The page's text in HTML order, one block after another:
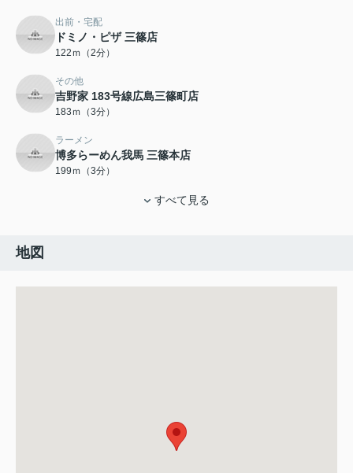
出前・宅配
ドミノ・ピザ 三篠店
122ｍ（2分）
その他
吉野家 183号線広島三篠町店
183ｍ（3分）
ラーメン
博多らーめん我馬 三篠本店
199ｍ（3分）
すべて見る
地図